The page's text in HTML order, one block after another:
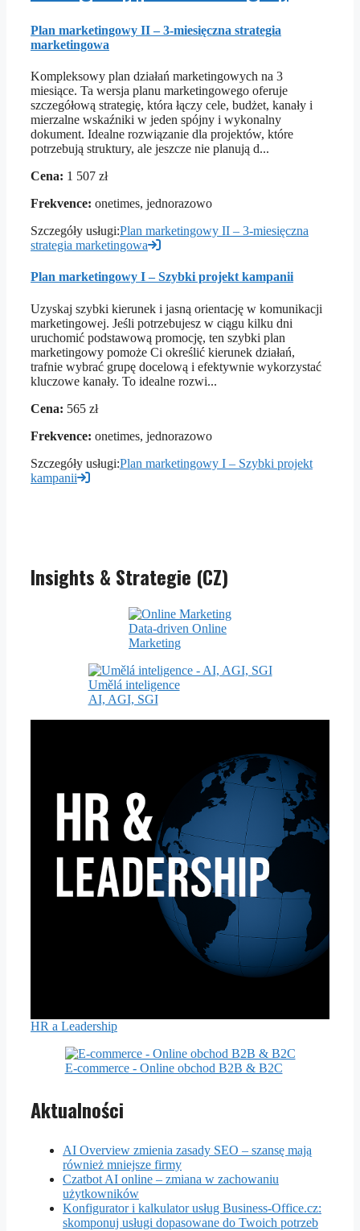
Plan marketingowy II – 3-miesięczna strategia
marketingowa
Kompleksowy plan działań marketingowych na 3
miesiące. Ta wersja planu marketingowego oferuje
szczegółową strategię, która łączy cele, budżet, kanały i
mierzalne wskaźniki w jeden spójny i wykonalny
dokument. Idealne rozwiązanie dla projektów, które
potrzebują struktury, ale jeszcze nie planują d...
Cena: 1 507 zł
Frekvence: onetimes, jednorazowo
Szczegóły usługi:Plan marketingowy II – 3-miesięczna
strategia marketingowa
Plan marketingowy I – Szybki projekt kampanii
Uzyskaj szybki kierunek i jasną orientację w komunikacji
marketingowej. Jeśli potrzebujesz w ciągu kilku dni
uruchomić podstawową promocję, ten szybki plan
marketingowy pomoże Ci określić kierunek działań,
trafnie wybrać grupę docelową i efektywnie wykorzystać
kluczowe kanały. To idealne rozwi...
Cena: 565 zł
Frekvence: onetimes, jednorazowo
Szczegóły usługi:Plan marketingowy I – Szybki projekt
kampanii
Insights & Strategie (CZ)
Data-driven Online
Marketing
Umělá inteligence
AI, AGI, SGI
HR a Leadership
E-commerce - Online obchod B2B & B2C
Aktualności
AI Overview zmienia zasady SEO – szansę mają
również mniejsze firmy
Czatbot AI online – zmiana w zachowaniu
użytkowników
Konfigurator i kalkulator usług Business-Office.cz:
skomponuj usługi dopasowane do Twoich potrzeb